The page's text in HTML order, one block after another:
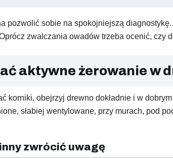
pozwolić sobie na spokojniejszą
zwalczania owadów trzeba ocenić, czy
aktywne żerowanie w
korniki, obejrzyj drewno dokładnie i w
słabiej wentylowane, przy murach, pod
zwrócić uwagę